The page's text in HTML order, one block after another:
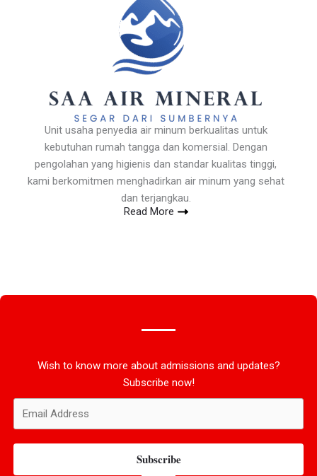
Unit usaha penyedia air minum berkualitas untuk
kebutuhan rumah tangga dan komersial. Dengan
pengolahan yang higienis dan standar kualitas tinggi,
kami berkomitmen menghadirkan air minum yang sehat
dan terjangkau.
Read More
Wish to know more about admissions and updates?
Subscribe now!
Subscribe